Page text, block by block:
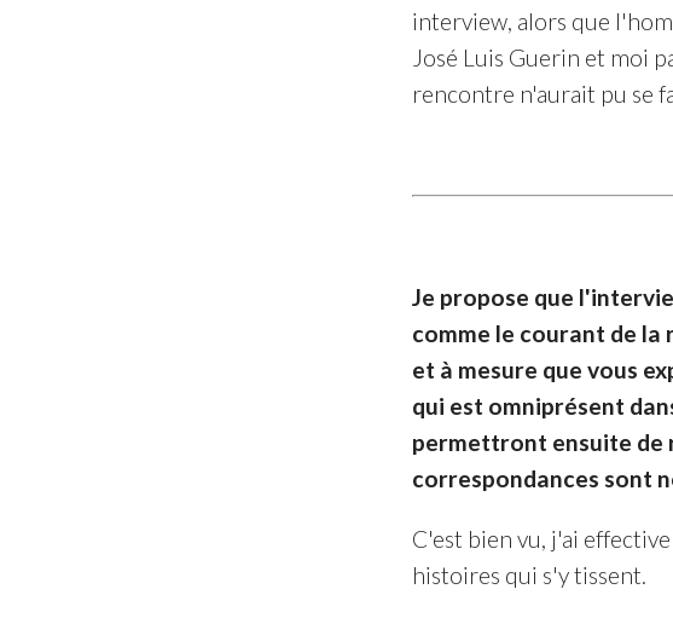
interview, alors que
José Luis Guerin et moi
rencontre n'aurait pu se
Je propose que
comme le courant de
et à mesure que vous
qui est omniprésent
permettront ensuite de
correspondances sont
C'est bien vu, j'ai
histoires qui s'y tissent.